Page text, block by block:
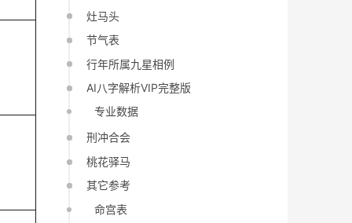
灶马头
节气表
行年所属九星相例
AI八字解析VIP完整版
专业数据
刑冲合会
桃花驿马
其它参考
命宫表